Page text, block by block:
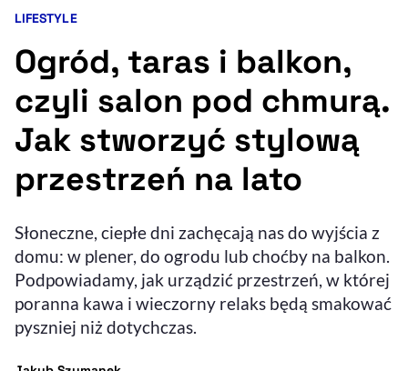
Ułatwienia dostępności wspierają:
Sprawdź, jak i dlaczego zwiększamy dostępność , otwiera się w nowym
Deklaracja dostępności, otwiera się w nowym oknie
Kategoria artykułu:
LIFESTYLE
Ogród, taras i balkon,
czyli salon pod chmurą.
Jak stworzyć stylową
przestrzeń na lato
Słoneczne, ciepłe dni zachęcają nas do wyjścia z
domu: w plener, do ogrodu lub choćby na balkon.
Podpowiadamy, jak urządzić przestrzeń, w której
poranna kawa i wieczorny relaks będą smakować
pyszniej niż dotychczas.